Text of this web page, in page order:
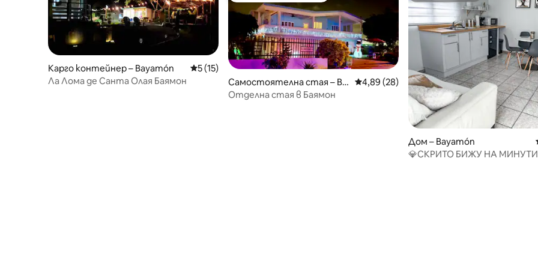
Карго контейнер – Bayamón Средна оценка: 5 от 5, 15 отзива
5 (15)
Ла Лома де Санта Олая Баямон
Самостоятелна стая – Ba
yamón
Средна оценка: 4,89 от 5, 28 отзива
4,89 (28)
Отделна стая в Баямон
Дом – Bayamón
💎СКРИТО БИЖУ НА